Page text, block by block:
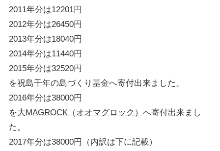
2011年分は12201円
2012年分は26450円
2013年分は18040円
2014年分は11440円
2015年分は32520円
を祝島千年の島づくり基金へ寄付出来ました。
2016年分は38000円
を大MAGROCK（オオマグロック） へ寄付出来まし
た。
2017年分は38000円（内訳は下に記載）